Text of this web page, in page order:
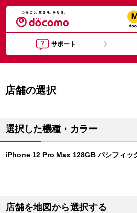
サポート
店舗の選択
選択した機種・カラー
iPhone 12 Pro Max 128GB パシフィッ
店舗を地図から選択する